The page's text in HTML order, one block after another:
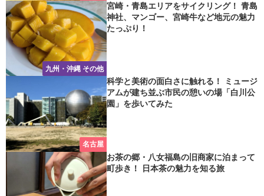
九州・沖縄 その他
宮崎・青島エリアをサイクリング！ 青島
神社、マンゴー、宮崎牛など地元の魅力
たっぷり！
名古屋
科学と美術の面白さに触れる！ ミュージ
アムが建ち並ぶ市民の憩いの場「白川公
園」を歩いてみた
お茶の郷・八女福島の旧商家に泊まって
町歩き！ 日本茶の魅力を知る旅